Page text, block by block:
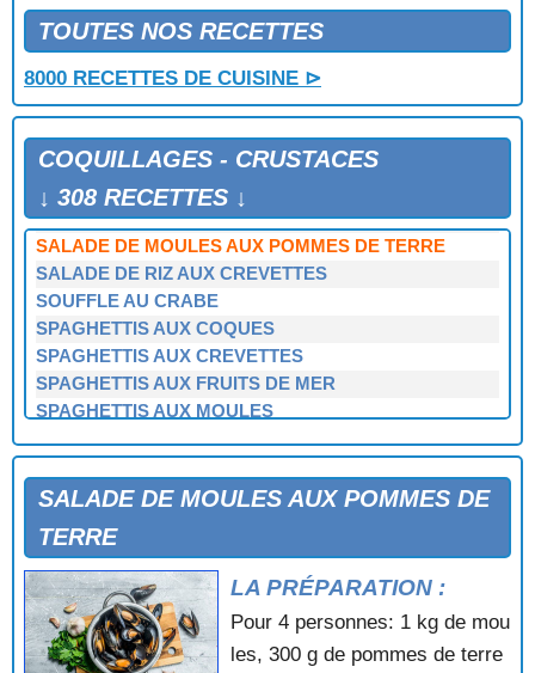
TOUTES NOS RECETTES
8000 RECETTES DE CUISINE ⊳
COQUILLAGES - CRUSTACES
↓ 308 RECETTES ↓
SALADE DE LANGOUSTE A LA SAUCE VERTE
SALADE DE LANGOUSTINES
SALADE DE LENTILLES AUX FRUITS DE MER
SALADE DE MAIS AU CRABE
SALADE DE MOULES
SALADE DE MOULES A L'AIOLI
SALADE DE MOULES AU MAIS
SALADE DE MOULES AUX CREVETTES
SALADE DE MOULES AUX POMMES DE TERRE
SALADE DE RIZ AUX CREVETTES
SOUFFLE AU CRABE
SPAGHETTIS AUX COQUES
SPAGHETTIS AUX CREVETTES
SPAGHETTIS AUX FRUITS DE MER
SPAGHETTIS AUX MOULES
TAGLIATELLE AUX GAMBAS
TARTE AUX CREVETTES
TARTE AUX MOULES
TOMATES FARCIES AU CRABE
TOMATES FARCIES AU CRABE ET AUX CREVETTES
TOMATES FARCIES AUX CREVETTES
SALADE DE MOULES AUX POMMES DE
TERRE
LA PRÉPARATION :
Pour 4 personnes: 1 kg de mou
les, 300 g de pommes de terre